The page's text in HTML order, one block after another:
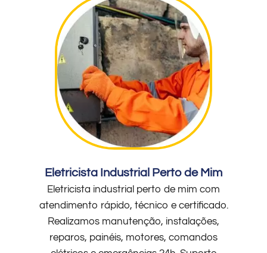
Eletricista Industrial Perto de Mim
Eletricista industrial perto de mim com
atendimento rápido, técnico e certificado.
Realizamos manutenção, instalações,
reparos, painéis, motores, comandos